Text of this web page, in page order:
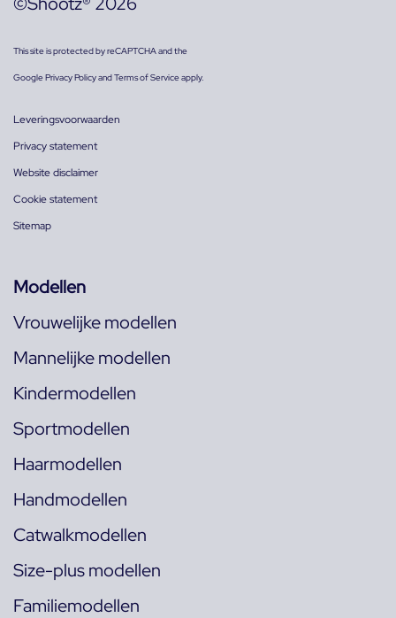
This site is protected by reCAPTCHA and the
GooglePrivacy PolicyandTerms of Serviceapply.
Leveringsvoorwaarden
Privacy statement
Website disclaimer
Cookie statement
Sitemap
Modellen
Vrouwelijke modellen
Mannelijke modellen
Kindermodellen
Sportmodellen
Haarmodellen
Handmodellen
Catwalkmodellen
Size-plus modellen
Familiemodellen